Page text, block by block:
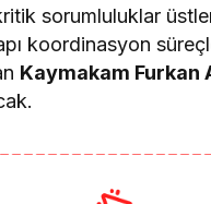
sorumluluklar
koordinasyon
Kaymakam Furkan